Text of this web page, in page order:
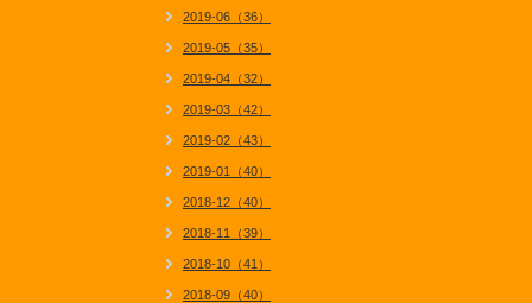
2019-06（36）
2019-05（35）
2019-04（32）
2019-03（42）
2019-02（43）
2019-01（40）
2018-12（40）
2018-11（39）
2018-10（41）
2018-09（40）